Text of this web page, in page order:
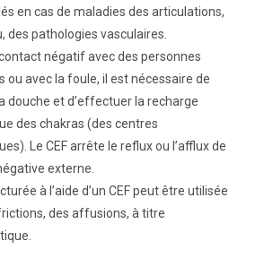
en cas de maladies des articulations,
des pathologies vasculaires.
négatif avec des personnes
ou avec la foule, il est nécessaire de
douche et d’effectuer la recharge
des chakras (des centres
Le CEF arrête le reflux ou l’afflux de
externe.
à l’aide d’un CEF peut être utilisée
des affusions, à titre